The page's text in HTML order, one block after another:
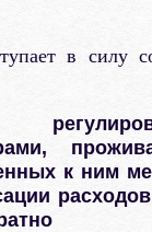
в силу
к ним